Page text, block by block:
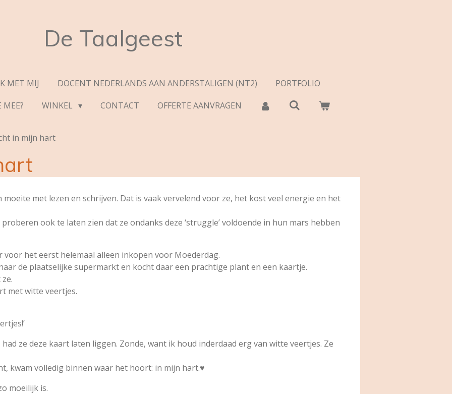
De Taalgeest
MET MIJ DOCENT NEDERLANDS AAN ANDERSTALIGEN (NT2)
PORTFOLIO
MEE? WINKEL CONTACT OFFERTE AANVRAGEN
in mijn hart
met lezen en schrijven. Dat is vaak vervelend voor ze, het kost veel energie en het
ook te laten zien dat ze ondanks deze ‘struggle’ voldoende in hun mars hebben
voor het eerst helemaal alleen inkopen voor Moederdag.
de plaatselijke supermarkt en kocht daar een prachtige plant en een kaartje.
met witte veertjes.
ze deze kaart laten liggen. Zonde, want ik houd inderdaad erg van witte veertjes. Ze
kwam volledig binnen waar het hoort: in mijn hart.♥️
moeilijk is.